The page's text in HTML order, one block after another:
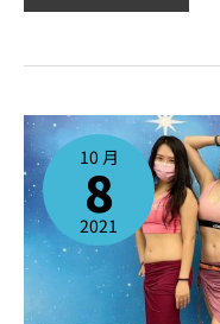
10 月
8
2021
10
月
份
皮
舞
囉！